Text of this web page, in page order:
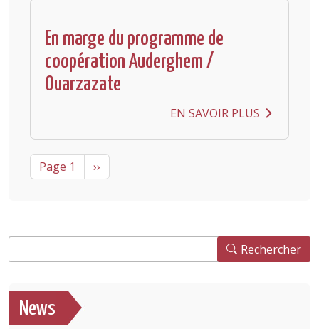
En marge du programme de
coopération Auderghem /
Ouarzazate
EN SAVOIR PLUS
Pagination
Page 1 Next page
››
Rechercher
News